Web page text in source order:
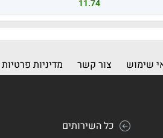
11.74
שימוש צור קשר מדיניות פרטיות
כל השירותים